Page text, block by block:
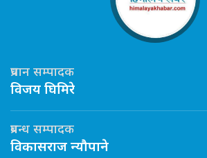
प्रधान सम्पादक
विजय घिमिरे
प्रबन्ध सम्पादक
विकासराज न्यौपाने